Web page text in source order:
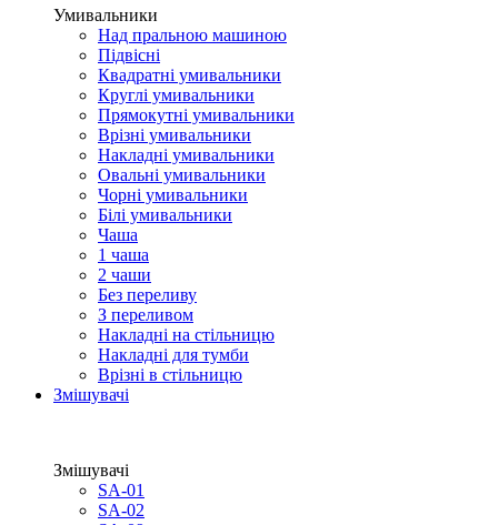
Умивальники
Над пральною машиною
Підвісні
Квадратні умивальники
Круглі умивальники
Прямокутні умивальники
Врізні умивальники
Накладні умивальники
Овальні умивальники
Чорні умивальники
Білі умивальники
Чаша
1 чаша
2 чаши
Без переливу
З переливом
Накладні на стільницю
Накладні для тумби
Врізні в стільницю
Змішувачі
Змішувачі
SA-01
SA-02